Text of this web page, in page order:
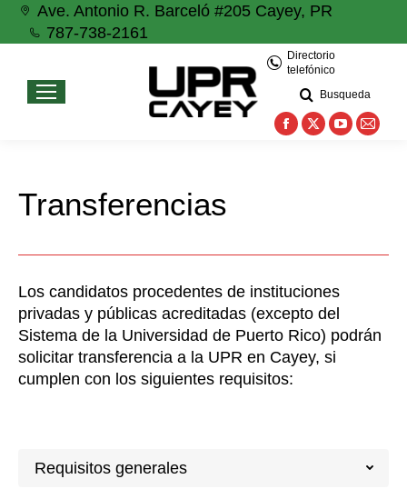
Ave. Antonio R. Barceló #205 Cayey, PR
787-738-2161
Directorio
telefónico
Busqueda
Facebook
window
X
window
YouTube
window
Mail
Transferencias
Los candidatos procedentes de instituciones
privadas y públicas acreditadas (excepto del
Sistema de la Universidad de Puerto Rico) podrán
solicitar transferencia a la UPR en Cayey, si
cumplen con los siguientes requisitos:
Requisitos generales